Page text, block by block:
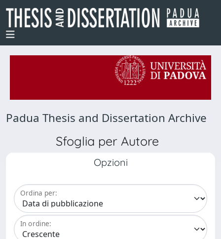
Padua Thesis and Dissertation Archive
Sfoglia per Autore
Opzioni
Ordina per:
In ordine: